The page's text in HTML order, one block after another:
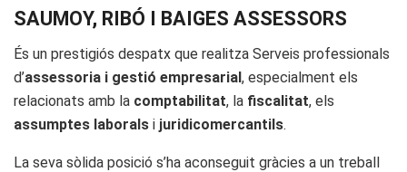
SAUMOY, RIBÓ I BAIGES ASSESSORS
És un prestigiós despatx que realitza Serveis professionals
d’assessoria i gestió empresarial, especialment els
relacionats amb la comptabilitat, la fiscalitat, els
assumptes laborals i juridicomercantils.
La seva sòlida posició s’ha aconseguit gràcies a un treball